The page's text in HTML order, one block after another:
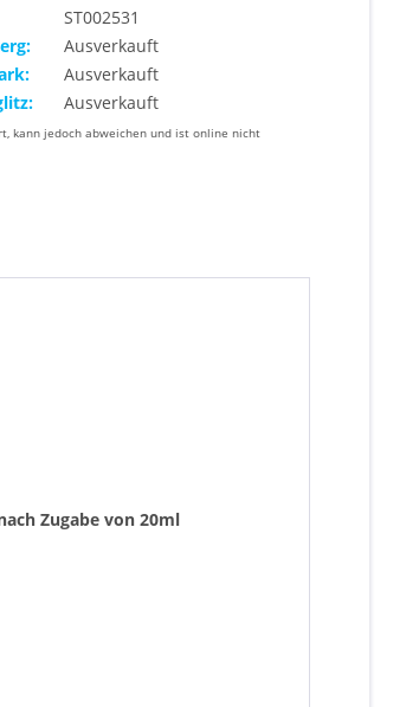
ST002531
Ausverkauft
Ausverkauft
Ausverkauft
kann jedoch abweichen und ist online nicht
Zugabe von 20ml